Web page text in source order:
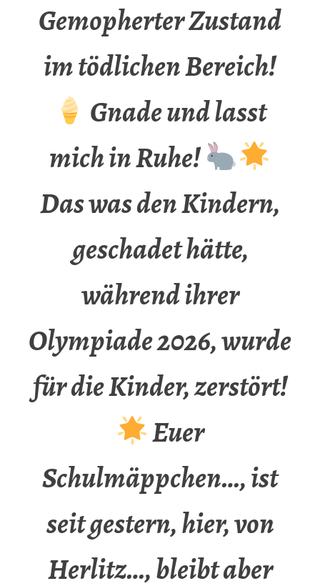
Gemopherter Zustand
im tödlichen Bereich!
Gnade und lasst
mich in Ruhe!
Das was den Kindern,
geschadet hätte,
während ihrer
Olympiade 2026, wurde
für die Kinder, zerstört!
Euer
Schulmäppchen…, ist
seit gestern, hier, von
Herlitz…, bleibt aber